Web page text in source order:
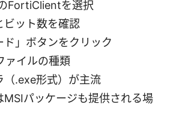
FortiClientを選択
ビット数を確認
ド」ボタンをクリック
ァイルの種類
（.exe形式）が主流
MSIパッケージも提供される場